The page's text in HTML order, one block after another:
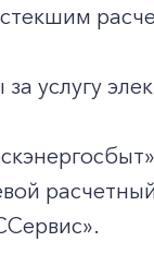
24-57
услугу